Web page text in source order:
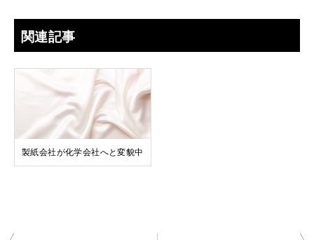
関連記事
製紙会社が化学会社へと変貌中